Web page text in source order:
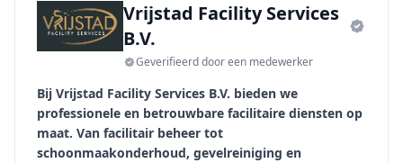
Vrijstad Facility Services
B.V.
Geverifieerd door een medewerker
Bij Vrijstad Facility Services B.V. bieden we
professionele en betrouwbare facilitaire diensten op
maat. Van facilitair beheer tot
schoonmaakonderhoud, gevelreiniging en